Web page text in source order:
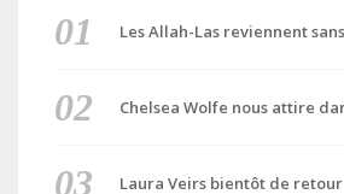
Les Allah-Las reviennent
Chelsea Wolfe nous attire
Laura Veirs bientôt de retour